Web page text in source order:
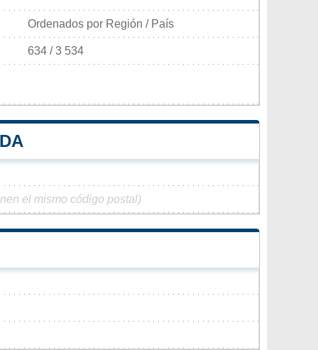
Ordenados por Región / País
634 / 3 534
el mismo código postal)